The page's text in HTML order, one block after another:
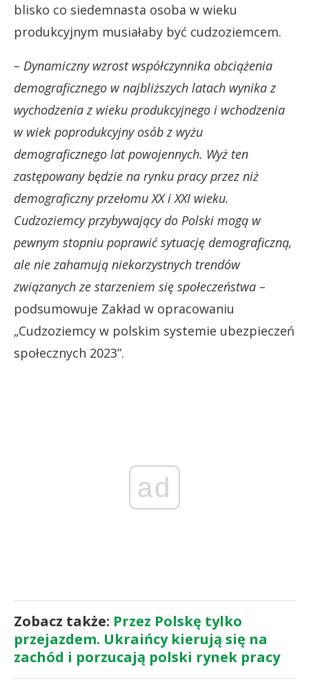
blisko co siedemnasta osoba w wieku
produkcyjnym musiałaby być cudzoziemcem.
– Dynamiczny wzrost współczynnika obciążenia
demograficznego w najbliższych latach wynika z
wychodzenia z wieku produkcyjnego i wchodzenia
w wiek poprodukcyjny osób z wyżu
demograficznego lat powojennych. Wyż ten
zastępowany będzie na rynku pracy przez niż
demograficzny przełomu XX i XXI wieku.
Cudzoziemcy przybywający do Polski mogą w
pewnym stopniu poprawić sytuację demograficzną,
ale nie zahamują niekorzystnych trendów
związanych ze starzeniem się społeczeństwa –
podsumowuje Zakład w opracowaniu
„Cudzoziemcy w polskim systemie ubezpieczeń
społecznych 2023”.
ad
Zobacz także: Przez Polskę tylko
przejazdem. Ukraińcy kierują się na
zachód i porzucają polski rynek pracy